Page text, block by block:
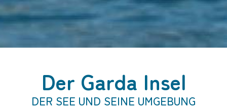
Der Garda Insel
DER SEE UND SEINE UMGEBUNG